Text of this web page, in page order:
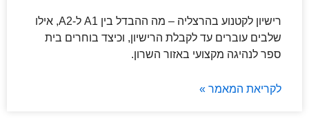
רישיון לקטנוע בהרצליה – מה ההבדל בין A1 ל-A2, אילו
שלבים עוברים עד לקבלת הרישיון, וכיצד בוחרים בית
ספר לנהיגה מקצועי באזור השרון.
לקריאת המאמר »